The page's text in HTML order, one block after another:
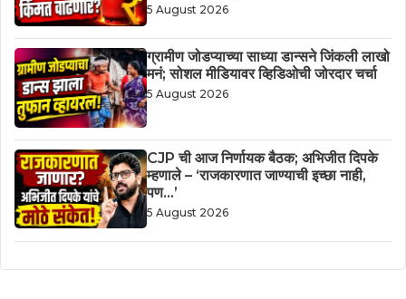
5 August 2026
ग्रामीण जोडप्याच्या साध्या डान्सने जिंकली लाखो
मनं; सोशल मीडियावर व्हिडिओची जोरदार चर्चा
5 August 2026
CJP ची आज निर्णायक बैठक; अभिजीत दिपके
म्हणाले – ‘राजकारणात जाण्याची इच्छा नाही,
पण…’
5 August 2026